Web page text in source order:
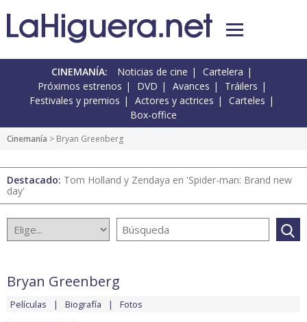
CINEMANÍA: Noticias de cine
Cartelera
Próximos estrenos
DVD Avances
Tráilers
Festivales y premios
Actores y actrices
Carteles
Box-office
Cinemanía > Bryan Greenberg
Destacado: Tom Holland y Zendaya en 'Spider-man: Brand new
day'
Bryan Greenberg
Películas Biografía Fotos